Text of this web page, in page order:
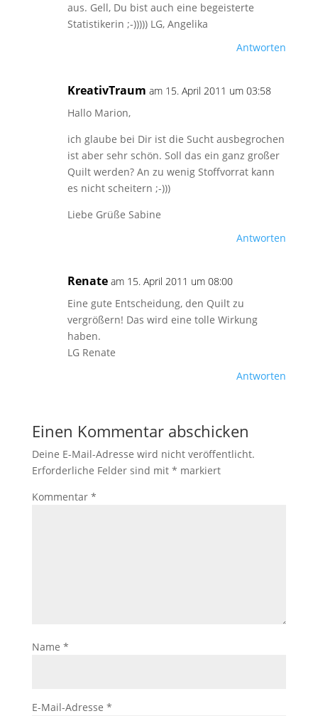
aus. Gell, Du bist auch eine begeisterte
Statistikerin ;-))))) LG, Angelika
Antworten
KreativTraum am 15. April 2011 um 03:58
Hallo Marion,
ich glaube bei Dir ist die Sucht ausbegrochen
ist aber sehr schön. Soll das ein ganz großer
Quilt werden? An zu wenig Stoffvorrat kann
es nicht scheitern ;-)))
Liebe Grüße Sabine
Antworten
Renate am 15. April 2011 um 08:00
Eine gute Entscheidung, den Quilt zu
vergrößern! Das wird eine tolle Wirkung
haben.
LG Renate
Antworten
Einen Kommentar abschicken
Deine E-Mail-Adresse wird nicht veröffentlicht.
Erforderliche Felder sind mit * markiert
Kommentar *
Name *
E-Mail-Adresse *